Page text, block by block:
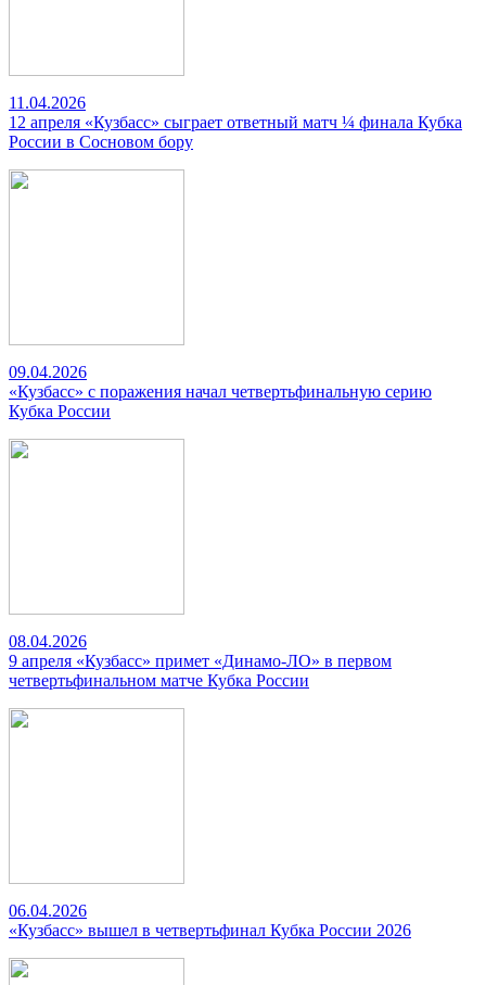
11.04.2026
12 апреля «Кузбасс» сыграет ответный матч ¼ финала Кубка
России в Сосновом бору
09.04.2026
«Кузбасс» с поражения начал четвертьфинальную серию
Кубка России
08.04.2026
9 апреля «Кузбасс» примет «Динамо-ЛО» в первом
четвертьфинальном матче Кубка России
06.04.2026
«Кузбасс» вышел в четвертьфинал Кубка России 2026